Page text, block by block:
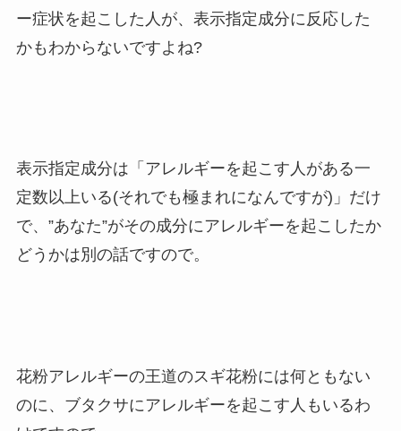
ー症状を起こした人が、表示指定成分に反応した
かもわからないですよね?
表示指定成分は「アレルギーを起こす人がある一
定数以上いる(それでも極まれになんですが)」だけ
で、”あなた”がその成分にアレルギーを起こしたか
どうかは別の話ですので。
花粉アレルギーの王道のスギ花粉には何ともない
のに、ブタクサにアレルギーを起こす人もいるわ